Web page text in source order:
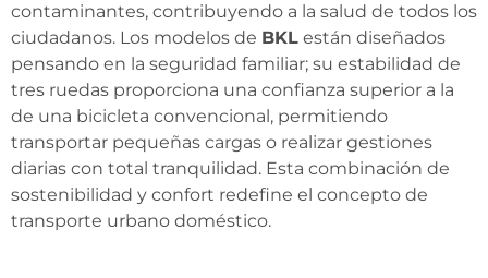
contaminantes, contribuyendo a la salud de todos los
ciudadanos. Los modelos de BKL están diseñados
pensando en la seguridad familiar; su estabilidad de
tres ruedas proporciona una confianza superior a la
de una bicicleta convencional, permitiendo
transportar pequeñas cargas o realizar gestiones
diarias con total tranquilidad. Esta combinación de
sostenibilidad y confort redefine el concepto de
transporte urbano doméstico.